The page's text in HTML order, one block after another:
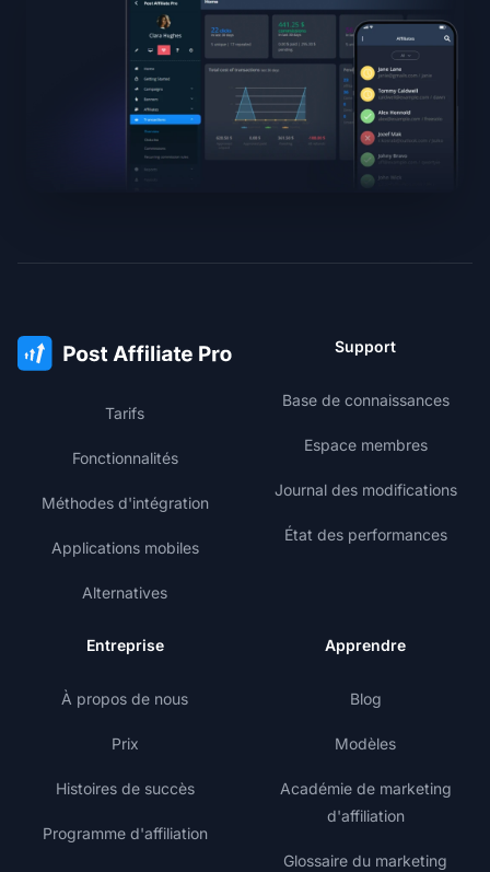
Tarifs
Fonctionnalités
Méthodes d'intégration
Applications mobiles
Alternatives
Support
Base de connaissances
Espace membres
Journal des modifications
État des performances
Entreprise
À propos de nous
Prix
Histoires de succès
Programme d'affiliation
Apprendre
Blog
Modèles
Académie de marketing
d'affiliation
Glossaire du marketing